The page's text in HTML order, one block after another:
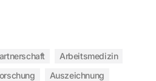
Arbeitsmedizin
Auszeichnung